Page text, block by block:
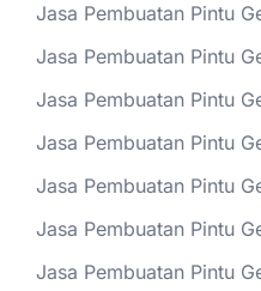
Jasa Pembuatan Pintu
Jasa Pembuatan Pintu
Jasa Pembuatan Pintu
Jasa Pembuatan Pintu
Jasa Pembuatan Pintu
Jasa Pembuatan Pintu
Jasa Pembuatan Pintu